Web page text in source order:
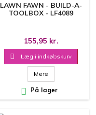
LAWN FAWN - BUILD-A-
TOOLBOX - LF4089
155,95 kr.
 Læg i indkøbskurv
Mere
 På lager